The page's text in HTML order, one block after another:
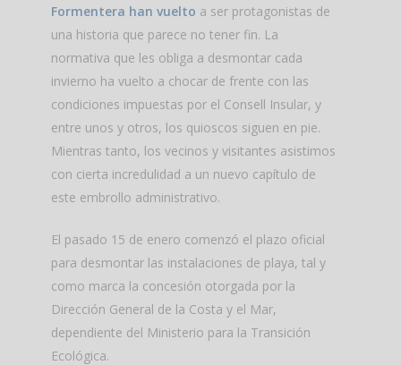
Formentera han vuelto a ser protagonistas de
una historia que parece no tener fin. La
normativa que les obliga a desmontar cada
invierno ha vuelto a chocar de frente con las
condiciones impuestas por el Consell Insular, y
entre unos y otros, los quioscos siguen en pie.
Mientras tanto, los vecinos y visitantes asistimos
con cierta incredulidad a un nuevo capítulo de
este embrollo administrativo.
El pasado 15 de enero comenzó el plazo oficial
para desmontar las instalaciones de playa, tal y
como marca la concesión otorgada por la
Dirección General de la Costa y el Mar,
dependiente del Ministerio para la Transición
Ecológica.